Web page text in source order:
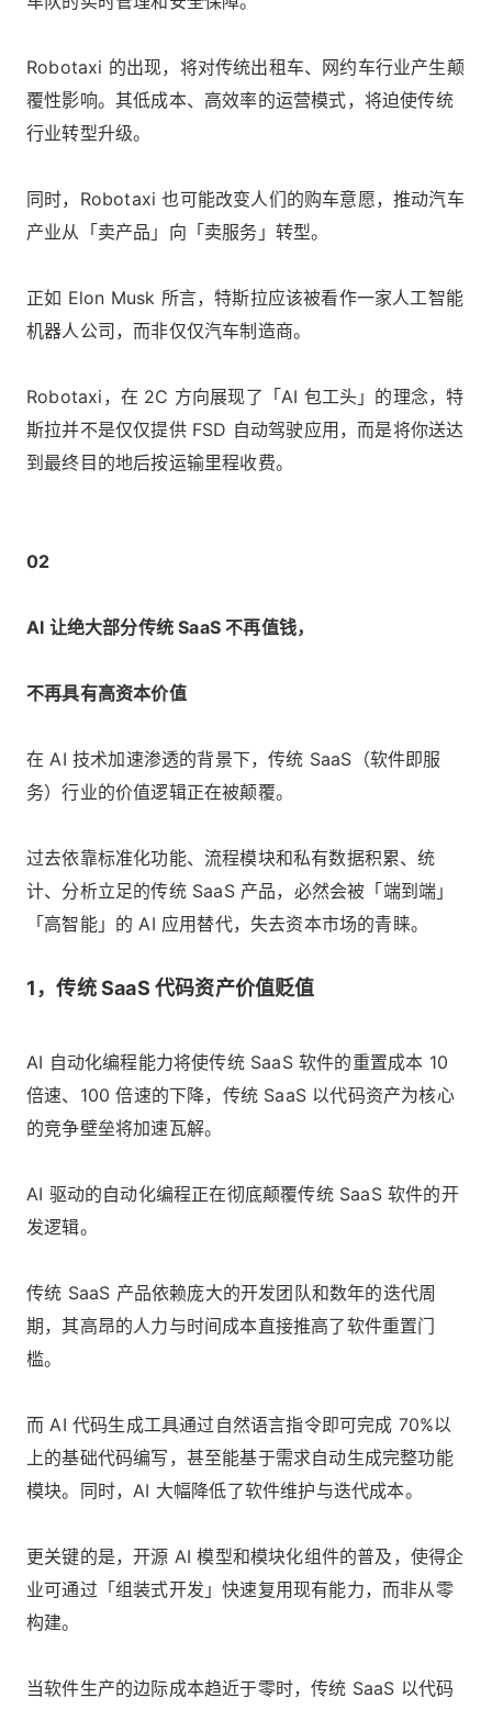
Robotaxi 的出现，将对传统出租车、网约车行业产生颠
覆性影响。其低成本、高效率的运营模式，将迫使传统
行业转型升级。
同时，Robotaxi 也可能改变人们的购车意愿，推动汽车
产业从「卖产品」向「卖服务」转型。
正如 Elon Musk 所言，特斯拉应该被看作一家人工智能
机器人公司，而非仅仅汽车制造商。
Robotaxi，在 2C 方向展现了「AI 包工头」的理念，特
斯拉并不是仅仅提供 FSD 自动驾驶应用，而是将你送达
到最终目的地后按运输里程收费。
02
AI 让绝大部分传统 SaaS 不再值钱，
不再具有高资本价值
在 AI 技术加速渗透的背景下，传统 SaaS（软件即服
务）行业的价值逻辑正在被颠覆。
过去依靠标准化功能、流程模块和私有数据积累、统
计、分析立足的传统 SaaS 产品，必然会被「端到端」
「高智能」的 AI 应用替代，失去资本市场的青睐。
1，传统 SaaS 代码资产价值贬值
AI 自动化编程能力将使传统 SaaS 软件的重置成本 10
倍速、100 倍速的下降，传统 SaaS 以代码资产为核心
的竞争壁垒将加速瓦解。
AI 驱动的自动化编程正在彻底颠覆传统 SaaS 软件的开
发逻辑。
传统 SaaS 产品依赖庞大的开发团队和数年的迭代周
期，其高昂的人力与时间成本直接推高了软件重置门
槛。
而 AI 代码生成工具通过自然语言指令即可完成 70%以
上的基础代码编写，甚至能基于需求自动生成完整功能
模块。同时，AI 大幅降低了软件维护与迭代成本。
更关键的是，开源 AI 模型和模块化组件的普及，使得企
业可通过「组装式开发」快速复用现有能力，而非从零
构建。
当软件生产的边际成本趋近于零时，传统 SaaS 以代码